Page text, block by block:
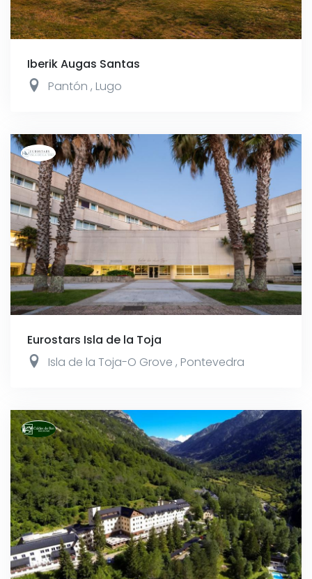
Iberik Augas Santas
Pantón , Lugo
Eurostars Isla de la Toja
Isla de la Toja-O Grove , Pontevedra